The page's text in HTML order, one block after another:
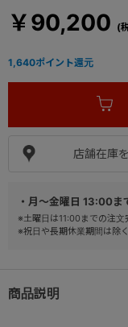
・月～金曜日 13:00ま
※土曜日は11:00までの注文
※祝日や長期休業期間は除く
￥90,200
商品説明
店舗在庫
1,640ポイント還元